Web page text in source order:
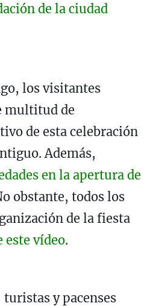
de la ciudad
los visitantes
multitud de
de esta celebración
Además,
en la apertura de
obstante, todos los
de la fiesta
este vídeo.
y pacenses